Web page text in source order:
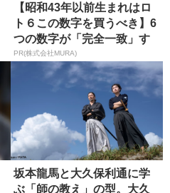
【昭和43年以前生まれはロ
ト６この数字を買うべき】6
つの数字が「完全一致」す
る方...
PR(株式会社MURA)
坂本龍馬と大久保利通に学
ぶ「師の教え」の型。大久